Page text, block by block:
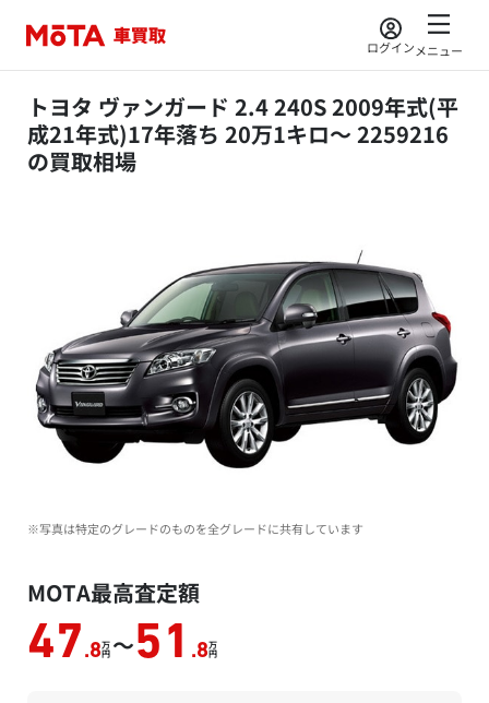
ログインメニュー
トヨタ ヴァンガード 2.4 240S 2009年式(平
成21年式)17年落ち 20万1キロ～ 2259216
の買取相場
※写真は特定のグレードのものを全グレードに共有しています
MOTA最高査定額
47 .8万
円 ～51 .8万
円